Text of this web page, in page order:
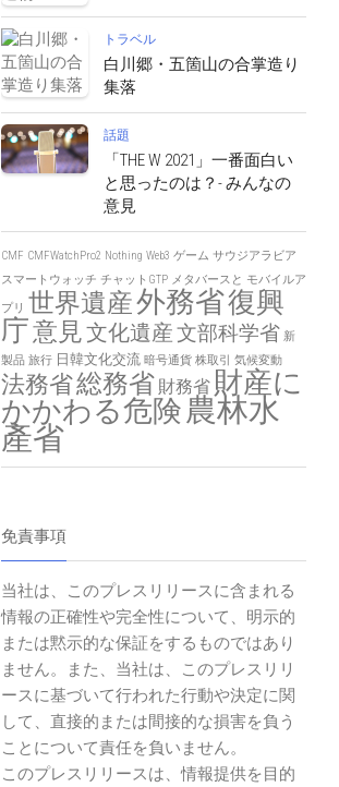
トラベル
白川郷・五箇山の合掌造り
集落
話題
「THE W 2021」一番面白い
と思ったのは？- みんなの
意見
CMF CMFWatchPro2 Nothing Web3 ゲーム サウジアラビア
スマートウォッチ チャットGTP メタバースと モバイルア
プリ 世界遺産外務省復興
庁意見文化遺産文部科学省 新
製品 旅行 日韓文化交流 暗号通貨 株取引 気候変動
法務省総務省 財務省 財産に
かかわる危険農林水
產省
免責事項
当社は、このプレスリリースに含まれる
情報の正確性や完全性について、明示的
または黙示的な保証をするものではあり
ません。また、当社は、このプレスリリ
ースに基づいて行われた行動や決定に関
して、直接的または間接的な損害を負う
ことについて責任を負いません。
このプレスリリースは、情報提供を目的